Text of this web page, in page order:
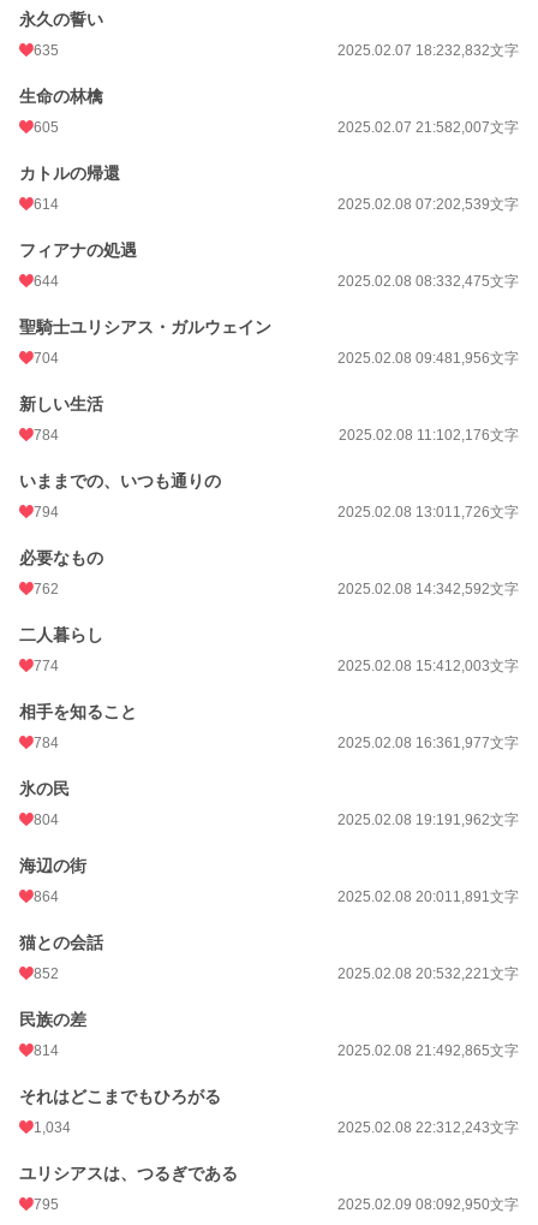
文字数
週間ポイント
7,834 pt (5,591 位)
年間ポイント
累計ポイント 796,297 pt (7,159 位)
永久の誓い
635 2025.02.07 18:232,832文字
生命の林檎
605 2025.02.07 21:582,007文字
カトルの帰還
614 2025.02.08 07:202,539文字
フィアナの処遇
644 2025.02.08 08:332,475文字
聖騎士ユリシアス・ガルウェイン
704 2025.02.08 09:481,956文字
新しい生活
784 2025.02.08 11:102,176文字
いままでの、いつも通りの
794 2025.02.08 13:011,726文字
必要なもの
762 2025.02.08 14:342,592文字
二人暮らし
774 2025.02.08 15:412,003文字
相手を知ること
784 2025.02.08 16:361,977文字
氷の民
804 2025.02.08 19:191,962文字
海辺の街
864 2025.02.08 20:011,891文字
猫との会話
852 2025.02.08 20:532,221文字
民族の差
814 2025.02.08 21:492,865文字
それはどこまでもひろがる
1,034 2025.02.08 22:312,243文字
ユリシアスは、つるぎである
795 2025.02.09 08:092,950文字